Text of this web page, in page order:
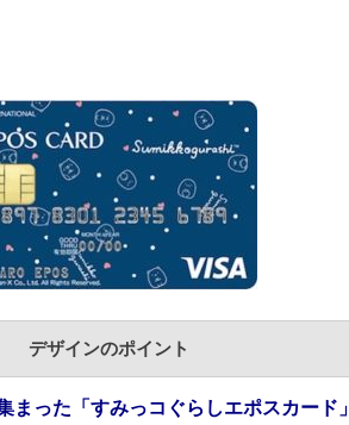
デザインのポイント
った「すみっコぐらしエポスカード」